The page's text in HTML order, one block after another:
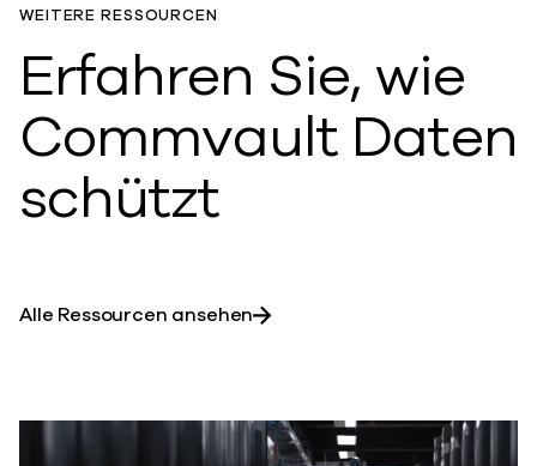
WEITERE RESSOURCEN
Erfahren Sie, wie
Commvault Daten
schützt
Alle Ressourcen ansehen